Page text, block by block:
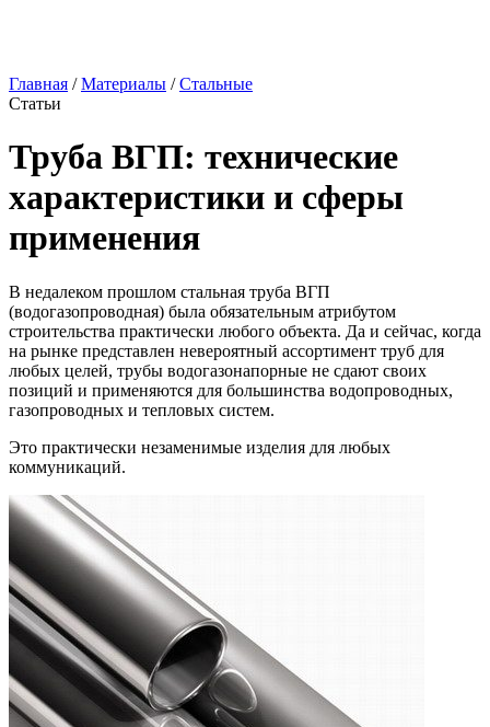
Главная /Материалы /Стальные
Статьи
Труба ВГП: технические
характеристики и сферы
применения
В недалеком прошлом стальная труба ВГП
(водогазопроводная) была обязательным атрибутом
строительства практически любого объекта. Да и сейчас, когда
на рынке представлен невероятный ассортимент труб для
любых целей, трубы водогазонапорные не сдают своих
позиций и применяются для большинства водопроводных,
газопроводных и тепловых систем.
Это практически незаменимые изделия для любых
коммуникаций.